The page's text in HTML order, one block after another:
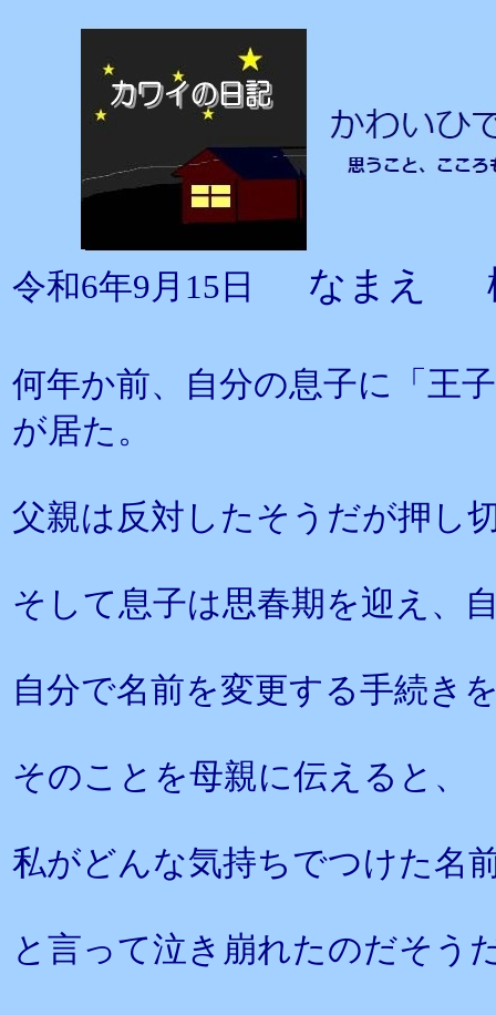
令和6年9月15日 なまえ
何年か前、自分の息子に「王
が居た。
父親は反対したそうだが押し
そして息子は思春期を迎え、
自分で名前を変更する手続き
そのことを母親に伝えると、
私がどんな気持ちでつけた名
と言って泣き崩れたのだそう